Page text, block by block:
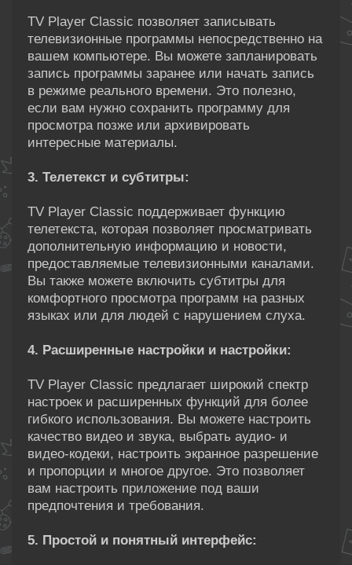
TV Player Classic позволяет записывать
телевизионные программы непосредственно на
вашем компьютере. Вы можете запланировать
запись программы заранее или начать запись
в режиме реального времени. Это полезно,
если вам нужно сохранить программу для
просмотра позже или архивировать
интересные материалы.
3. Телетекст и субтитры:
TV Player Classic поддерживает функцию
телетекста, которая позволяет просматривать
дополнительную информацию и новости,
предоставляемые телевизионными каналами.
Вы также можете включить субтитры для
комфортного просмотра программ на разных
языках или для людей с нарушением слуха.
4. Расширенные настройки и настройки:
TV Player Classic предлагает широкий спектр
настроек и расширенных функций для более
гибкого использования. Вы можете настроить
качество видео и звука, выбрать аудио- и
видео-кодеки, настроить экранное разрешение
и пропорции и многое другое. Это позволяет
вам настроить приложение под ваши
предпочтения и требования.
5. Простой и понятный интерфейс: